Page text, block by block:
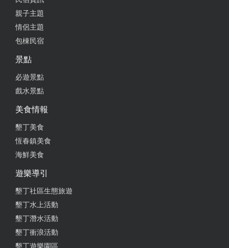
親子主題
情侶主題
包棟民宿
景點
必遊景點
戲水景點
美食情報
墾丁美食
恆春鎮美食
海鮮美食
遊樂導引
墾丁社區生態旅遊
墾丁水上活動
墾丁潛水活動
墾丁衝浪活動
墾丁遊樂園區